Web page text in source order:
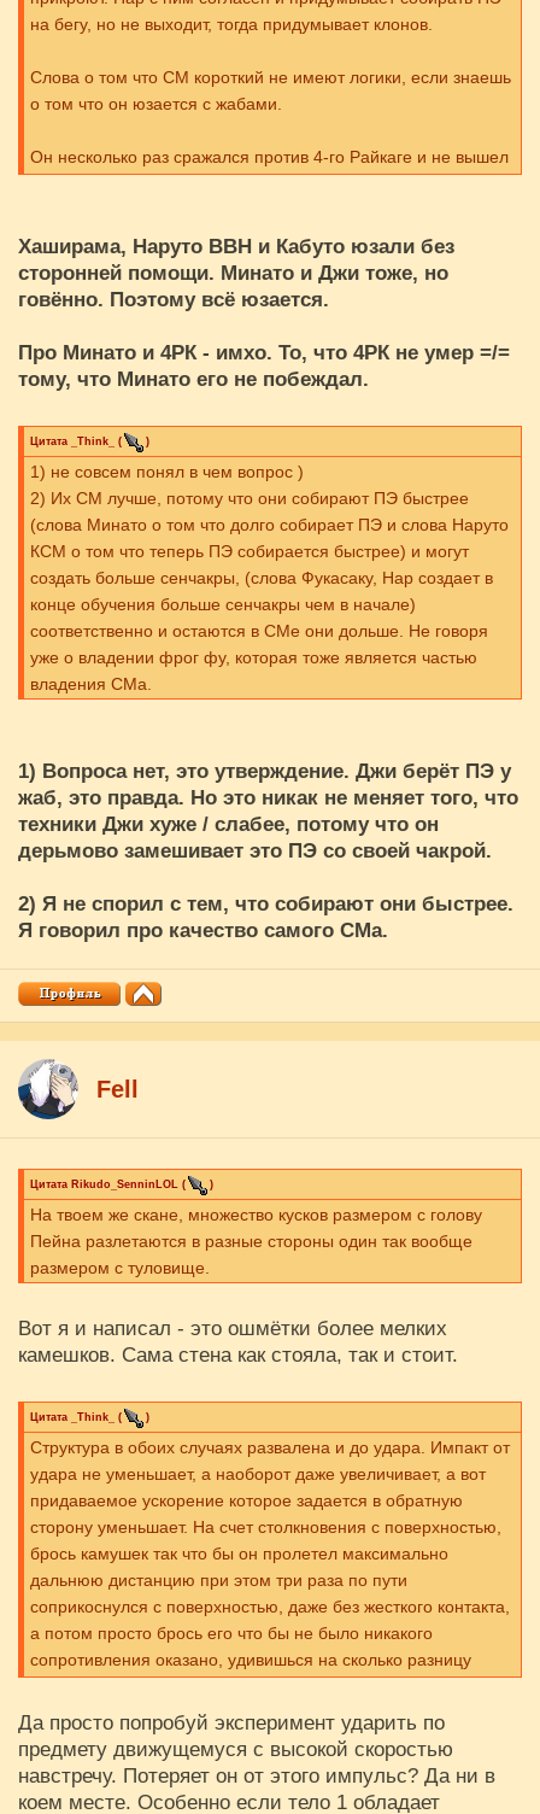
на бегу, но не выходит, тогда придумывает клонов.
Слова о том что СМ короткий не имеют логики, если знаешь
о том что он юзается с жабами.
Он несколько раз сражался против 4-го Райкаге и не вышел
Хаширама, Наруто ВВН и Кабуто юзали без
сторонней помощи. Минато и Джи тоже, но
говённо. Поэтому всё юзается.
Про Минато и 4РК - имхо. То, что 4РК не умер =/=
тому, что Минато его не побеждал.
Цитата _Think_ ( )
1) не совсем понял в чем вопрос )
2) Их СМ лучше, потому что они собирают ПЭ быстрее
(слова Минато о том что долго собирает ПЭ и слова Наруто
КСМ о том что теперь ПЭ собирается быстрее) и могут
создать больше сенчакры, (слова Фукасаку, Нар создает в
конце обучения больше сенчакры чем в начале)
соответственно и остаются в СМе они дольше. Не говоря
уже о владении фрог фу, которая тоже является частью
владения СМа.
1) Вопроса нет, это утверждение. Джи берёт ПЭ у
жаб, это правда. Но это никак не меняет того, что
техники Джи хуже / слабее, потому что он
дерьмово замешивает это ПЭ со своей чакрой.
2) Я не спорил с тем, что собирают они быстрее.
Я говорил про качество самого СМа.
Fell
Цитата Rikudo_SenninLOL ( )
На твоем же скане, множество кусков размером с голову
Пейна разлетаются в разные стороны один так вообще
размером с туловище.
Вот я и написал - это ошмётки более мелких
камешков. Сама стена как стояла, так и стоит.
Цитата _Think_ ( )
Структура в обоих случаях развалена и до удара. Импакт от
удара не уменьшает, а наоборот даже увеличивает, а вот
придаваемое ускорение которое задается в обратную
сторону уменьшает. На счет столкновения с поверхностью,
брось камушек так что бы он пролетел максимально
дальнюю дистанцию при этом три раза по пути
соприкоснулся с поверхностью, даже без жесткого контакта,
а потом просто брось его что бы не было никакого
сопротивления оказано, удивишься на сколько разницу
Да просто попробуй эксперимент ударить по
предмету движущемуся с высокой скоростью
навстречу. Потеряет он от этого импульс? Да ни в
коем месте. Особенно если тело 1 обладает